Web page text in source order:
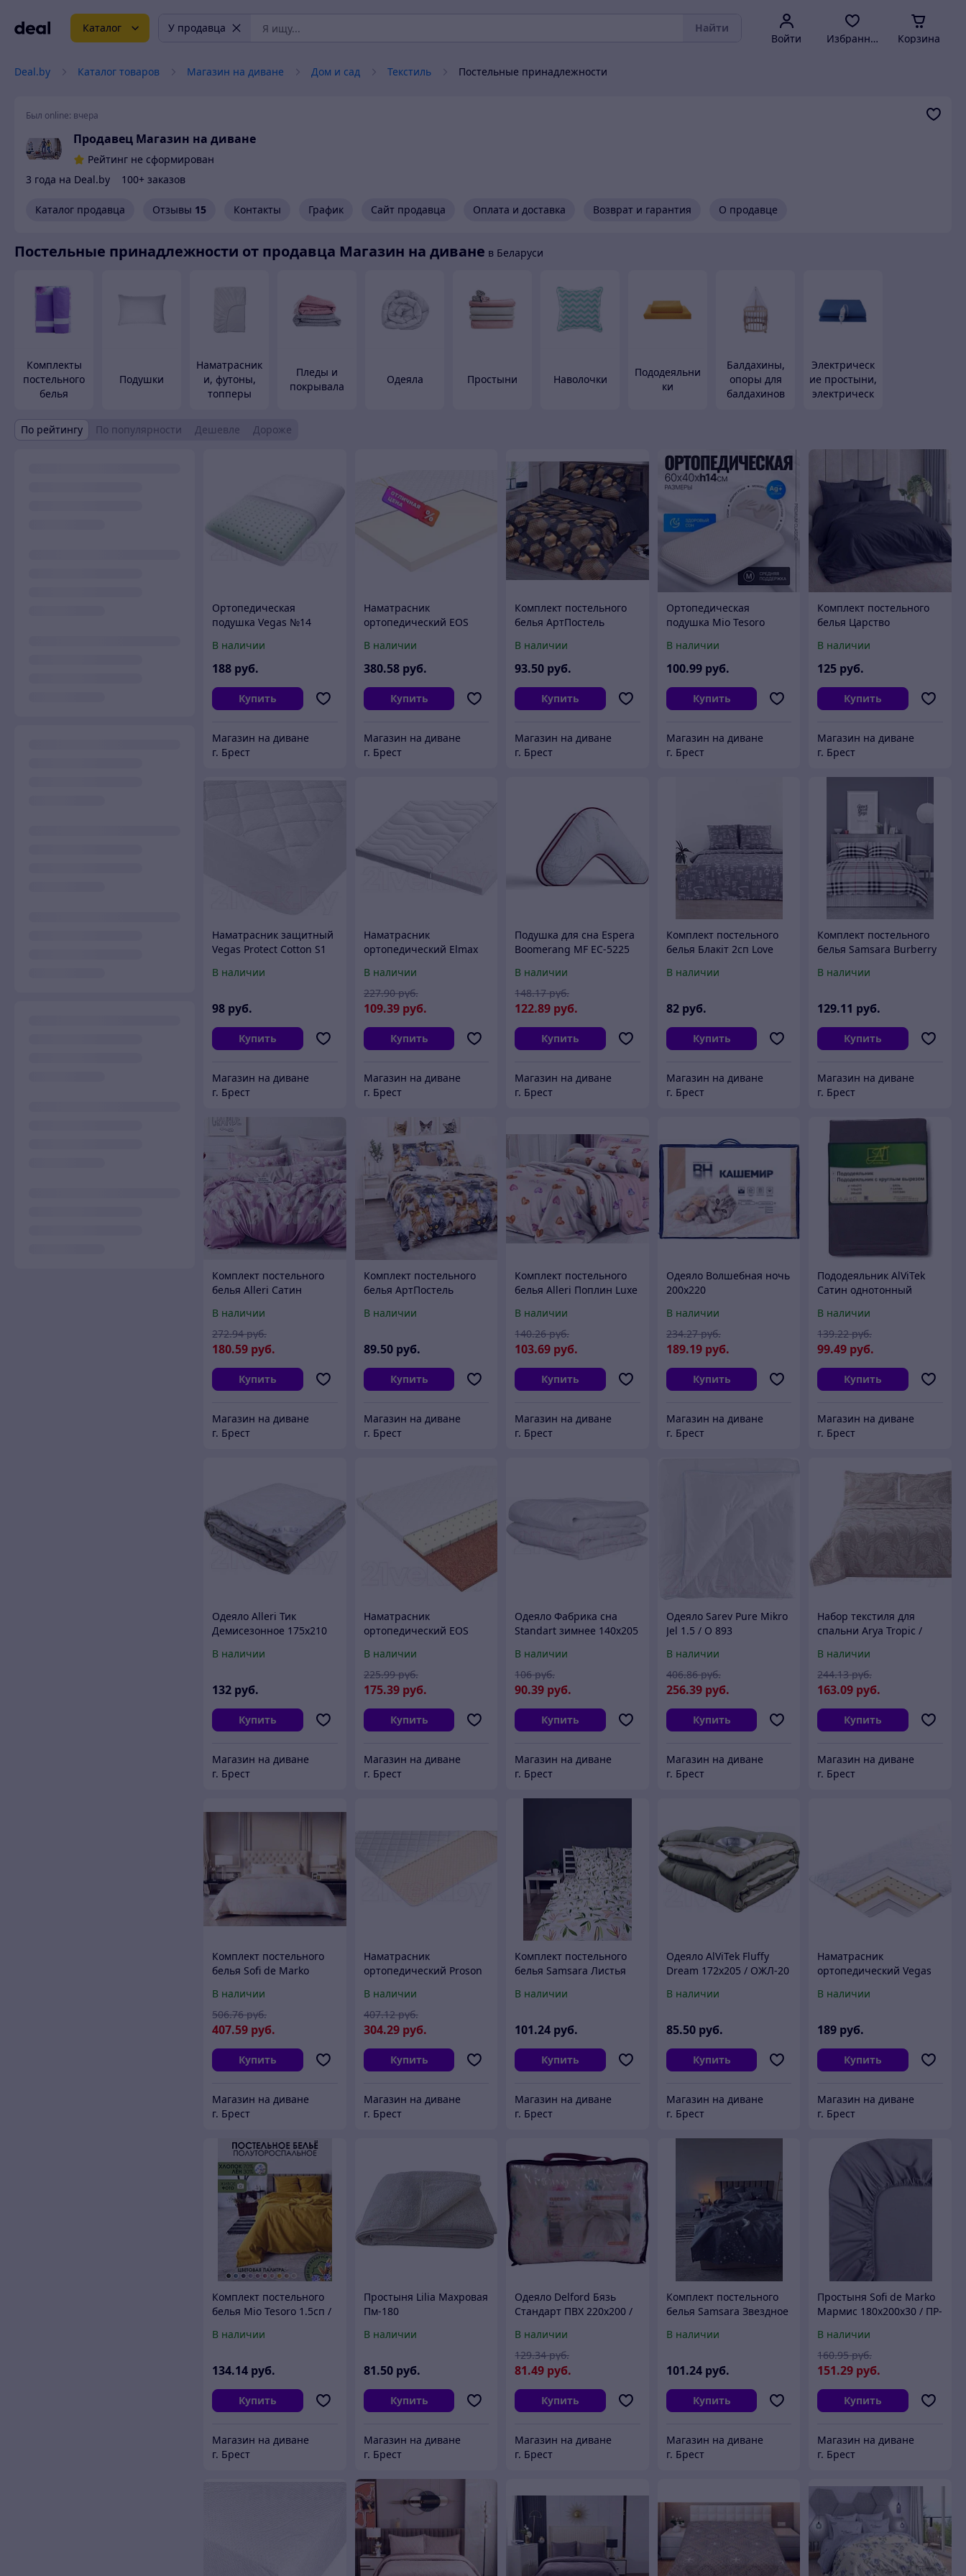
Каталог У продавца Найти
Войти Избранное Корзина
Deal.by Каталог товаров Магазин на диване Дом и сад Текстиль Постельные принадлежности
Был online: вчера
Продавец Магазин на диване
Рейтинг не сформирован
3 года на Deal.by
100+ заказов
Каталог продавца Отзывы 15 Контакты График Сайт продавца Оплата и доставка Возврат и гарантия О продавце
Постельные принадлежности от продавца Магазин на диване в Беларуси
Комплекты
постельного
белья
Подушки
Наматрасник
и, футоны,
топперы
Пледы и
покрывала
Одеяла Простыни Наволочки
Пододеяльни
ки
Балдахины,
опоры для
балдахинов
Электрическ
ие простыни,
электрическ
По рейтингу
По популярности Дешевле Дороже
Ортопедическая
подушка Vegas №14
В наличии
188 руб.
Купить
Магазин на диване
г. Брест
Наматрасник
ортопедический EOS
В наличии
380.58 руб.
Купить
Магазин на диване
г. Брест
Комплект постельного
белья АртПостель
В наличии
93.50 руб.
Купить
Магазин на диване
г. Брест
Ортопедическая
подушка Mio Tesoro
60х40х14
В наличии
100.99 руб.
Купить
Магазин на диване
г. Брест
Комплект постельного
белья Царство
150-567
В наличии
125 руб.
Купить
Магазин на диване
г. Брест
Наматрасник защитный
Vegas Protect Cotton S1
В наличии
98 руб.
Купить
Магазин на диване
г. Брест
Наматрасник
ортопедический Elmax
В наличии
109.39 руб.
227.90 руб.
Купить
Магазин на диване
г. Брест
Подушка для сна Espera
Boomerang MF ЕС-5225
В наличии
122.89 руб.
148.17 руб.
Купить
Магазин на диване
г. Брест
Комплект постельного
белья Блакiт 2сп Love
41252/0/615005/457983 К
В наличии
82 руб.
Купить
Магазин на диване
г. Брест
Комплект постельного
белья Samsara Burberry
20/180Пр
В наличии
129.11 руб.
Купить
Магазин на диване
г. Брест
Комплект постельного
белья Alleri Сатин
СП-249
В наличии
180.59 руб.
272.94 руб.
Купить
Магазин на диване
г. Брест
Комплект постельного
белья АртПостель
В наличии
89.50 руб.
Купить
Магазин на диване
г. Брест
Комплект постельного
белья Alleri Поплин Luxe
В наличии
103.69 руб.
140.26 руб.
Купить
Магазин на диване
г. Брест
Одеяло Волшебная ночь
200х220
В наличии
189.19 руб.
234.27 руб.
Купить
Магазин на диване
г. Брест
Пододеяльник AlViTek
Сатин однотонный
ТСЕР
В наличии
99.49 руб.
139.22 руб.
Купить
Магазин на диване
г. Брест
Одеяло Alleri Тик
Демисезонное 175x210
В наличии
132 руб.
Купить
Магазин на диване
г. Брест
Наматрасник
ортопедический EOS
В наличии
175.39 руб.
225.99 руб.
Купить
Магазин на диване
г. Брест
Одеяло Фабрика сна
Standart зимнее 140x205
В наличии
90.39 руб.
106 руб.
Купить
Магазин на диване
г. Брест
Одеяло Sarev Pure Mikro
Jel 1.5 / O 893
В наличии
256.39 руб.
406.86 руб.
Купить
Магазин на диване
г. Брест
Набор текстиля для
спальни Arya Tropic /
В наличии
163.09 руб.
244.13 руб.
Купить
Магазин на диване
г. Брест
Комплект постельного
белья Sofi de Marko
В наличии
407.59 руб.
506.76 руб.
Купить
Магазин на диване
г. Брест
Наматрасник
ортопедический Proson
В наличии
304.29 руб.
407.12 руб.
Купить
Магазин на диване
г. Брест
Комплект постельного
белья Samsara Листья
В наличии
101.24 руб.
Купить
Магазин на диване
г. Брест
Одеяло AlViTek Fluffy
Dream 172x205 / ОЖЛ-20
В наличии
85.50 руб.
Купить
Магазин на диване
г. Брест
Наматрасник
ортопедический Vegas
В наличии
189 руб.
Купить
Магазин на диване
г. Брест
Комплект постельного
белья Mio Tesoro 1.5сп /
В наличии
134.14 руб.
Купить
Магазин на диване
г. Брест
Простыня Lilia Махровая
Пм-180
В наличии
81.50 руб.
Купить
Магазин на диване
г. Брест
Одеяло Delford Бязь
Стандарт ПВХ 220x200 /
В наличии
81.49 руб.
129.34 руб.
Купить
Магазин на диване
г. Брест
Комплект постельного
белья Samsara Звездное
Евро-стандарт 220-3
В наличии
101.24 руб.
Купить
Магазин на диване
г. Брест
Простыня Sofi de Marko
Мармис 180х200х30 / ПР-
В наличии
151.29 руб.
160.95 руб.
Купить
Магазин на диване
г. Брест